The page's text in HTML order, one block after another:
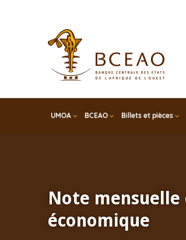
UMOA BCEAO Billets et pièces
Note
économique